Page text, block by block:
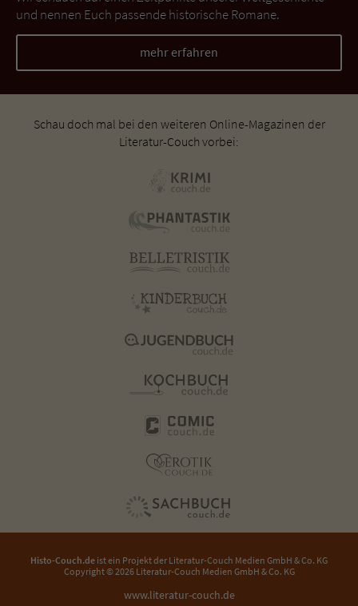
und nennen Euch passende historische Romane.
mehr erfahren
Schau doch mal bei den weiteren Online-Magazinen der
Literatur-Couch vorbei:
Histo-Couch.de ist ein Projekt der Literatur-Couch Medien GmbH & Co. KG
Copyright © 2026 Literatur-Couch Medien GmbH & Co. KG
www.literatur-couch.de